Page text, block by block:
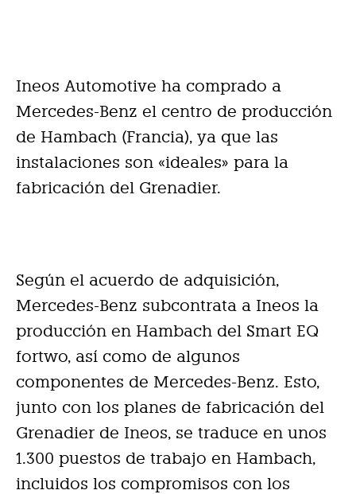
Ineos Automotive ha comprado a
Mercedes-Benz el centro de producción
de Hambach (Francia), ya que las
instalaciones son «ideales» para la
fabricación del Grenadier.
Según el acuerdo de adquisición,
Mercedes-Benz subcontrata a Ineos la
producción en Hambach del Smart EQ
fortwo, así como de algunos
componentes de Mercedes-Benz. Esto,
junto con los planes de fabricación del
Grenadier de Ineos, se traduce en unos
1.300 puestos de trabajo en Hambach,
incluidos los compromisos con los